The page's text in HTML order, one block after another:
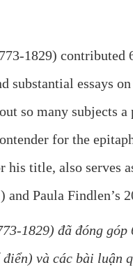
1829)
substantial essays
so many subjects
for the
his title, also serves
and Paula Findlen’s
1829) đã đóng
điển) và các bài